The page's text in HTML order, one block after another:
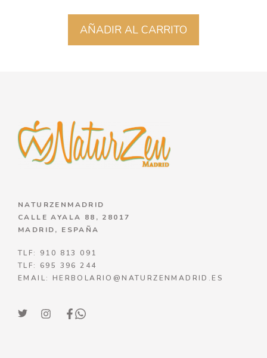
AÑADIR AL CARRITO
NATURZENMADRID
CALLE AYALA 88, 28017
MADRID, ESPAÑA
TLF: 910 813 091
TLF: 695 396 244
EMAIL: HERBOLARIO@NATURZENMADRID.ES